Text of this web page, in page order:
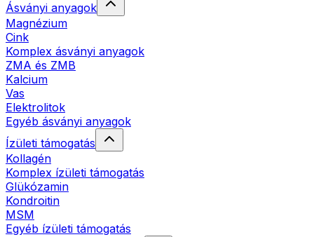
Ásványi anyagok
Magnézium
Cink
Komplex ásványi anyagok
ZMA és ZMB
Kalcium
Vas
Elektrolitok
Egyéb ásványi anyagok
Ízületi támogatás
Kollagén
Komplex ízületi támogatás
Glükózamin
Kondroitin
MSM
Egyéb ízületi támogatás